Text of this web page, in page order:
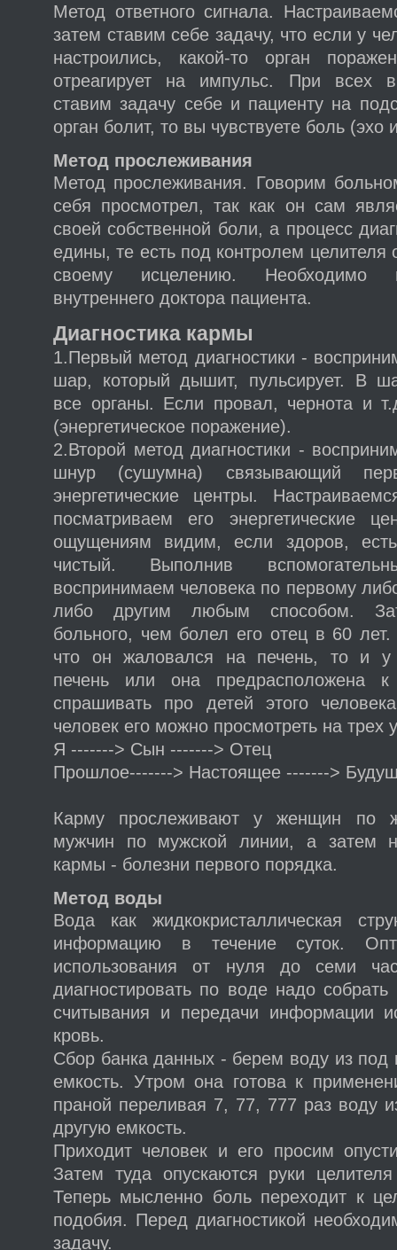
Метод ответного сигнала.
затем ставим себе задачу, что если у
настроились, какой-то орган
отреагирует на импульс. При всех
ставим задачу себе и пациенту на
орган болит, то вы чувствуете боль (эхо
Метод прослеживания
Метод прослеживания. Говорим
себя просмотрел, так как он сам
своей собственной боли, а процесс
едины, те есть под контролем целителя
своему исцелению. Необходимо
внутреннего доктора пациента.
Диагностика кармы
1.Первый метод диагностики -
шар, который дышит, пульсирует. В
все органы. Если провал, чернота и
(энергетическое поражение).
2.Второй метод диагностики -
шнур (сушумна) связывающий
энергетические центры.
посматриваем его энергетические
ощущениям видим, если здоров,
чистый. Выполнив
воспринимаем человека по первому
либо другим любым способом.
больного, чем болел его отец в 60 лет.
что он жаловался на печень, то и у
печень или она предрасположена
спрашивать про детей этого
человек его можно просмотреть на трех
Я -------> Сын -------> Отец
Прошлое-------> Настоящее ------->
Карму прослеживают у женщин по
мужчин по мужской линии, а затем
кармы - болезни первого порядка.
Метод воды
Вода как жидкокристаллическая
информацию в течение суток.
использования от нуля до семи
диагностировать по воде надо
считывания и передачи информации
кровь.
Сбор банка данных - берем воду из под
емкость. Утром она готова к
праной переливая 7, 77, 777 раз воду
другую емкость.
Приходит человек и его просим
Затем туда опускаются руки
Теперь мысленно боль переходит к
подобия. Перед диагностикой
задачу.